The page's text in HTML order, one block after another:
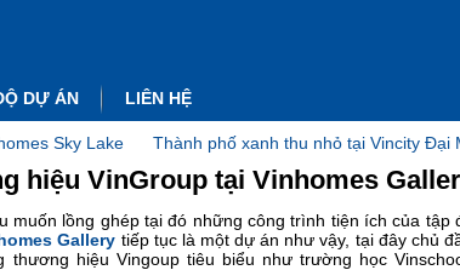
DỰ ÁN LIÊN HỆ
Sky Lake Thành phố xanh thu nhỏ tại Vincity Đại
hiệu VinGroup tại Vinhomes
muốn lồng ghép tại đó những công trình tiện ích của tập
Gallery tiếp tục là một dự án như vậy, tại đây chủ
hiệu Vingoup tiêu biểu như trường học